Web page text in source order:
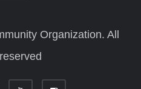
Organization. All